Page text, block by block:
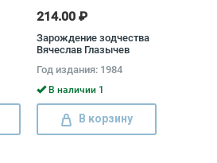
214.00 ₽
Зарождение зодчества
Вячеслав Глазычев
Год издания: 1984
В наличии 1
В корзину